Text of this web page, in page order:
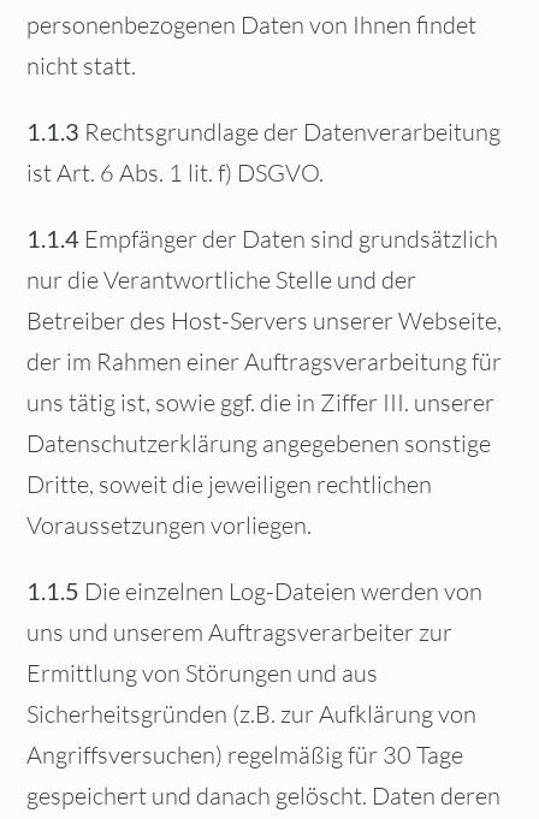
personenbezogenen Daten von Ihnen findet
nicht statt.
1.1.3 Rechtsgrundlage der Datenverarbeitung
ist Art. 6 Abs. 1 lit. f) DSGVO.
1.1.4 Empfänger der Daten sind grundsätzlich
nur die Verantwortliche Stelle und der
Betreiber des Host-Servers unserer Webseite,
der im Rahmen einer Auftragsverarbeitung für
uns tätig ist, sowie ggf. die in Ziffer III. unserer
Datenschutzerklärung angegebenen sonstige
Dritte, soweit die jeweiligen rechtlichen
Voraussetzungen vorliegen.
1.1.5 Die einzelnen Log-Dateien werden von
uns und unserem Auftragsverarbeiter zur
Ermittlung von Störungen und aus
Sicherheitsgründen (z.B. zur Aufklärung von
Angriffsversuchen) regelmäßig für 30 Tage
gespeichert und danach gelöscht. Daten deren